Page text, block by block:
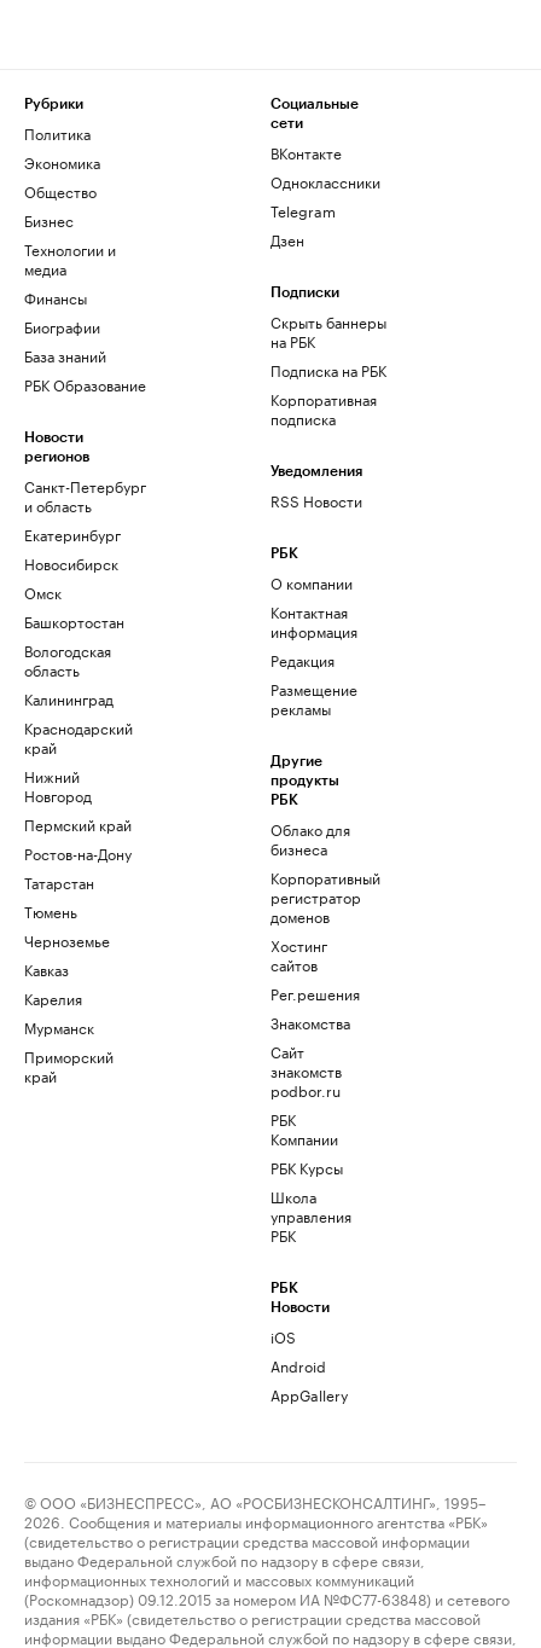
Рубрики
Политика
Экономика
Общество
Бизнес
Технологии и
медиа
Финансы
Биографии
База знаний
РБК Образование
Новости
регионов
Санкт-Петербург
и область
Екатеринбург
Новосибирск
Омск
Башкортостан
Вологодская
область
Калининград
Краснодарский
край
Нижний
Новгород
Пермский край
Ростов-на-Дону
Татарстан
Тюмень
Черноземье
Кавказ
Карелия
Мурманск
Приморский
край
Социальные
сети
ВКонтакте
Одноклассники
Telegram
Дзен
Подписки
Скрыть баннеры
на РБК
Подписка на РБК
Корпоративная
подписка
Уведомления
RSS Новости
РБК
О компании
Контактная
информация
Редакция
Размещение
рекламы
Другие
продукты
РБК
Облако для
бизнеса
Корпоративный
регистратор
доменов
Хостинг
сайтов
Рег.решения
Знакомства
Сайт
знакомств
podbor.ru
РБК
Компании
РБК Курсы
Школа
управления
РБК
РБК
Новости
iOS
Android
AppGallery
© ООО «БИЗНЕСПРЕСС», АО «РОСБИЗНЕСКОНСАЛТИНГ», 1995–
2026. Сообщения и материалы информационного агентства «РБК»
(свидетельство о регистрации средства массовой информации
выдано Федеральной службой по надзору в сфере связи,
информационных технологий и массовых коммуникаций
(Роскомнадзор) 09.12.2015 за номером ИА №ФС77-63848) и сетевого
издания «РБК» (свидетельство о регистрации средства массовой
информации выдано Федеральной службой по надзору в сфере связи,